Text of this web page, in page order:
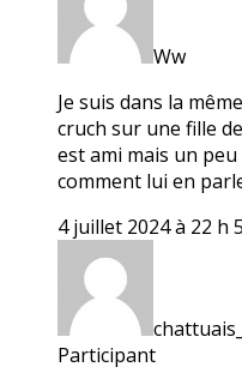
Ww
Je suis dans la
cruch sur une fille
est ami mais un
comment lui en
4 juillet 2024 à 22 h
Participant